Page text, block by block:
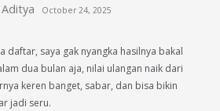
October 24, 2025
daftar, saya gak nyangka hasilnya bakal
dua bulan aja, nilai ulangan naik dari
keren banget, sabar, dan bisa bikin
jadi seru.